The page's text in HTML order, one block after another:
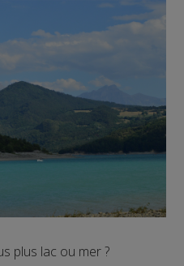
plus lac ou mer ?